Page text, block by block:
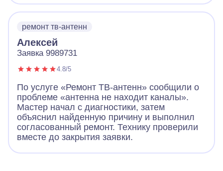
ремонт тв-антенн
Алексей
Заявка 9989731
4.8/5
По услуге «Ремонт ТВ-антенн» сообщили о
проблеме «антенна не находит каналы».
Мастер начал с диагностики, затем
объяснил найденную причину и выполнил
согласованный ремонт. Технику проверили
вместе до закрытия заявки.